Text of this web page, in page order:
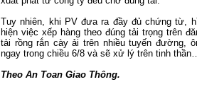
Tuy nhiên, khi PV đưa ra đầy đủ chứng từ,
hiện việc xếp hàng theo đúng tải trọng trên
tải rồng rắn cày ải trên nhiều tuyến đường,
ngay trong chiều 6/8 và sẽ xử lý trên tinh
Theo An Toan Giao Thông.